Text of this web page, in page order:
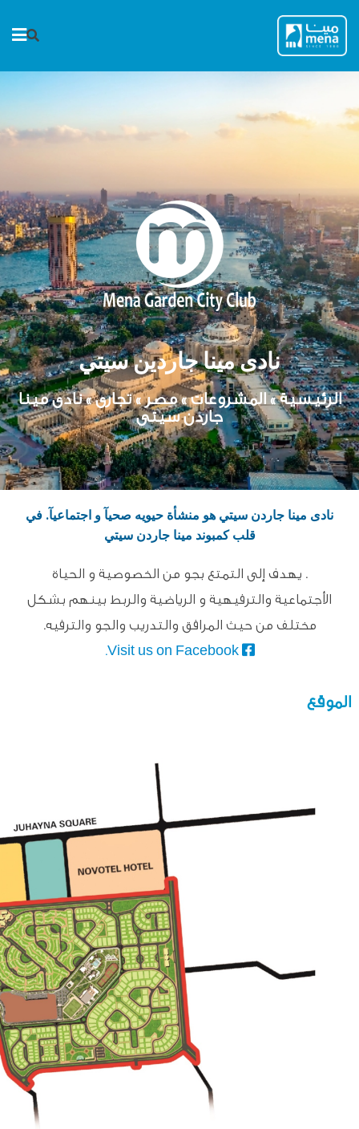
نادى مينا جاردين سيتي
الرئيسية» المشروعات»مصر»تجارى» نادى مينا
جاردن سيتى
نادى مينا جاردن سيتي هو منشأة حيويه صحيآ و اجتماعيآ. في
قلب كمبوند مينا جاردن سيتي
. يهدف إلى التمتع بجو من الخصوصية و الحياة
الأجتماعية والترفيهية و الرياضية والربط بينهم بشكل
مختلف من حيث المرافق والتدريب والجو والترفيه.
Visit us on Facebook.
الموقع